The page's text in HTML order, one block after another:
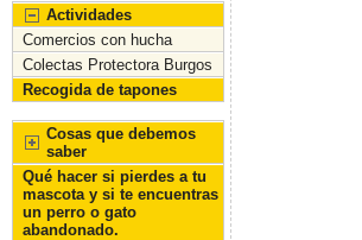
Actividades
Comercios con hucha
Colectas Protectora Burgos
Recogida de tapones
Cosas que debemos
saber
Qué hacer si pierdes a tu
mascota y si te encuentras
un perro o gato
abandonado.